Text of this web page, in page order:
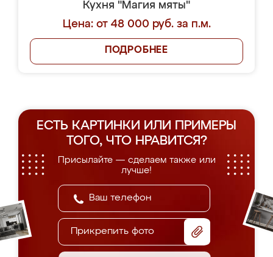
Кухня "Магия мяты"
Цена: от 48 000 руб. за п.м.
ПОДРОБНЕЕ
ЕСТЬ КАРТИНКИ ИЛИ ПРИМЕРЫ
ТОГО, ЧТО НРАВИТСЯ?
Присылайте — сделаем также или
лучше!
Прикрепить фото